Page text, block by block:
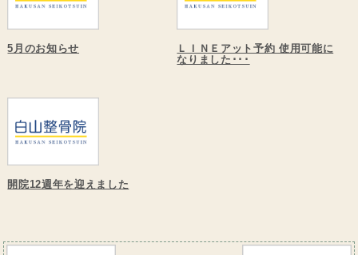
5月のお知らせ
ＬＩＮＥアット予約 使用可能に
なりました･･･
開院12週年を迎えました